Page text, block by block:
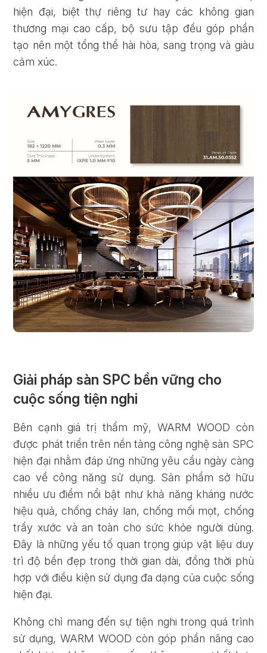
hiện đại, biệt thự riêng tư hay các không gian
thương mại cao cấp, bộ sưu tập đều góp phần
tạo nên một tổng thể hài hòa, sang trọng và giàu
cảm xúc.
Giải pháp sàn SPC bền vững cho
cuộc sống tiện nghi
Bên cạnh giá trị thẩm mỹ, WARM WOOD còn
được phát triển trên nền tảng công nghệ sàn SPC
hiện đại nhằm đáp ứng những yêu cầu ngày càng
cao về công năng sử dụng. Sản phẩm sở hữu
nhiều ưu điểm nổi bật như khả năng kháng nước
hiệu quả, chống cháy lan, chống mối mọt, chống
trầy xước và an toàn cho sức khỏe người dùng.
Đây là những yếu tố quan trọng giúp vật liệu duy
trì độ bền đẹp trong thời gian dài, đồng thời phù
hợp với điều kiện sử dụng đa dạng của cuộc sống
hiện đại.
Không chỉ mang đến sự tiện nghi trong quá trình
sử dụng, WARM WOOD còn góp phần nâng cao